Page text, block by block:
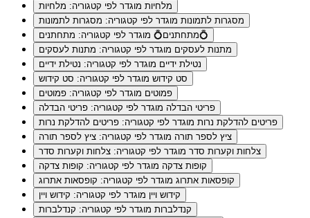
מלחיות מוגדר לפי קטגוריה: מלחיות
מסגרות לתמונות מוגדר לפי קטגוריה: מסגרות לתמונות
מתחתנים💍מוגדר לפי קטגוריה: מתחתנים💍
מתנות לעסקים מוגדר לפי קטגוריה: מתנות לעסקים
נטילת ידיים מוגדר לפי קטגוריה: נטילת ידיים
סט קידוש מוגדר לפי קטגוריה: סט קידוש
פמוטים מוגדר לפי קטגוריה: פמוטים
פריטי הבדלה מוגדר לפי קטגוריה: פריטי הבדלה
פריטים להדלקת נרות מוגדר לפי קטגוריה: פריטים להדלקת נרות
ציץ לספר תורה מוגדר לפי קטגוריה: ציץ לספר תורה
צלחות וקערות סדר מוגדר לפי קטגוריה: צלחות וקערות סדר
קופות צדקה מוגדר לפי קטגוריה: קופות צדקה
קופסאות אתרוג מוגדר לפי קטגוריה: קופסאות אתרוג
קידוש ויין מוגדר לפי קטגוריה: קידוש ויין
קנדלברות מוגדר לפי קטגוריה: קנדלברות